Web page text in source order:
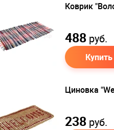
Коврик
488 руб.
Купить
Циновка
238 руб.